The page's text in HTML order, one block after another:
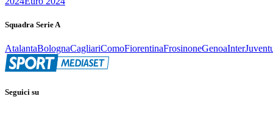
Squadra Serie A
AtalantaBolognaCagliariComoFiorentinaFrosinoneGenoaInter
Seguici su